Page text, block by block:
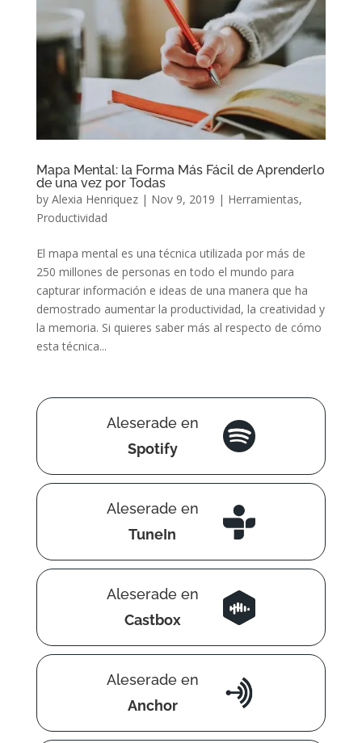
Mapa Mental: la Forma Más Fácil de Aprenderlo
de una vez por Todas
by Alexia Henriquez| Nov 9, 2019 | Herramientas,
Productividad
El mapa mental es una técnica utilizada por más de
250 millones de personas en todo el mundo para
capturar información e ideas de una manera que ha
demostrado aumentar la productividad, la creatividad y
la memoria. Si quieres saber más al respecto de cómo
esta técnica...
Aleserade en
Spotify
Aleserade en
TuneIn
Aleserade en
Castbox
Aleserade en
Anchor